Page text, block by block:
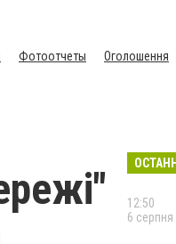
Фотоотчеты
Оголошення
12:50
6 серпня